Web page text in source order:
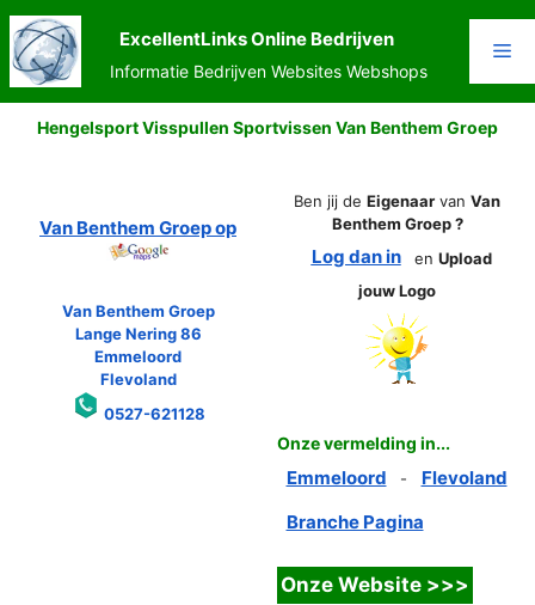
Ga
naar
de
inhoud
ExcellentLinks Online Bedrijven
Informatie Bedrijven Websites Webshops
Hengelsport Visspullen Sportvissen Van Benthem Groep
Van Benthem Groep op
Van Benthem Groep
Lange Nering 86
Emmeloord
Flevoland
0527-621128
Ben jij de Eigenaar van Van
Benthem Groep ?
Log dan in en Upload
jouw Logo
Onze vermelding in...
Emmeloord -
Flevoland
Branche Pagina